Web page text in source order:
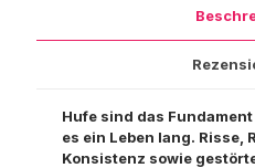
Hufe sind das
es ein Leben lang. Risse,
Konsistenz sowie